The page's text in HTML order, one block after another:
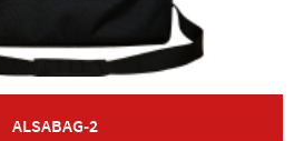
ALSABAG-2